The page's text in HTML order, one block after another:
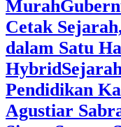
Murah
Cetak
dalam Satu
Hybrid
Pendidikan
Agustiar